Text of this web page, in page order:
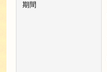
期間